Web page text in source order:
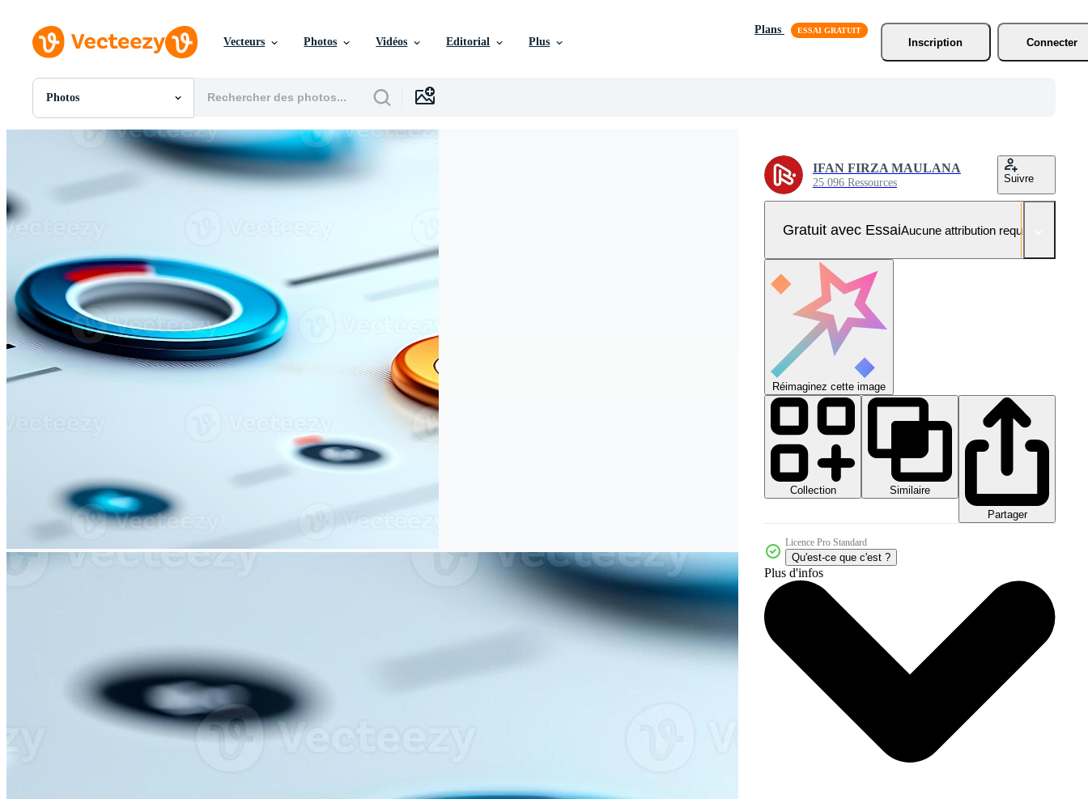
Vecteurs Photos Vidéos Editorial Plus
Plans
Inscription
Connecter
Photos
Toutes Images
Motion graphics
Images Éditoriales
Événements Éditoriaux
IFAN FIRZA MAULANA
25 096 Ressources Suivre
Gratuit avec EssaiAucune attribution requise
Réimaginez cette image
Collection
Similaire
Partager
Licence Pro Standard
Qu'est-ce que c'est ?
Plus d'infos